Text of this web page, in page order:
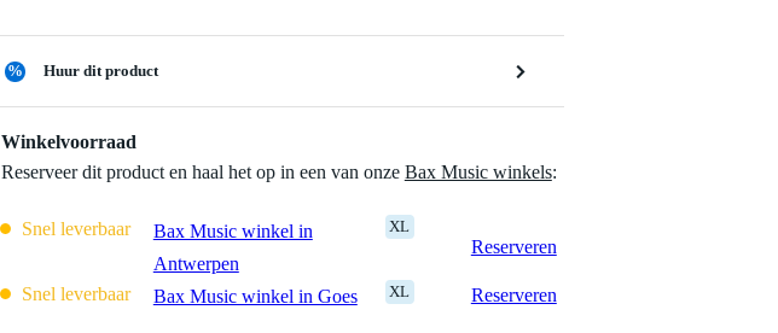
% Huur dit product
Winkelvoorraad
Reserveer dit product en haal het op in een van onze Bax Music winkels:
Snel leverbaar
Bax Music winkel in
Antwerpen
XL
Reserveren
Snel leverbaar Bax Music winkel in Goes XL Reserveren